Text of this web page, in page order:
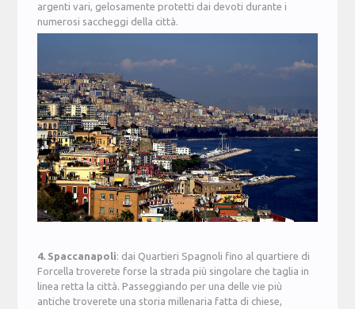
argenti vari, gelosamente protetti dai devoti durante i
numerosi saccheggi della città.
4. Spaccanapoli: dai Quartieri Spagnoli fino al quartiere di
Forcella troverete forse la strada più singolare che taglia in
linea retta la città. Passeggiando per una delle vie più
antiche troverete una storia millenaria fatta di chiese,